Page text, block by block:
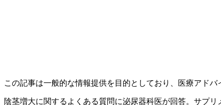
この記事は一般的な情報提供を目的としており、医療アド
陰茎増大に関するよくある質問に泌尿器科医が回答。サプ